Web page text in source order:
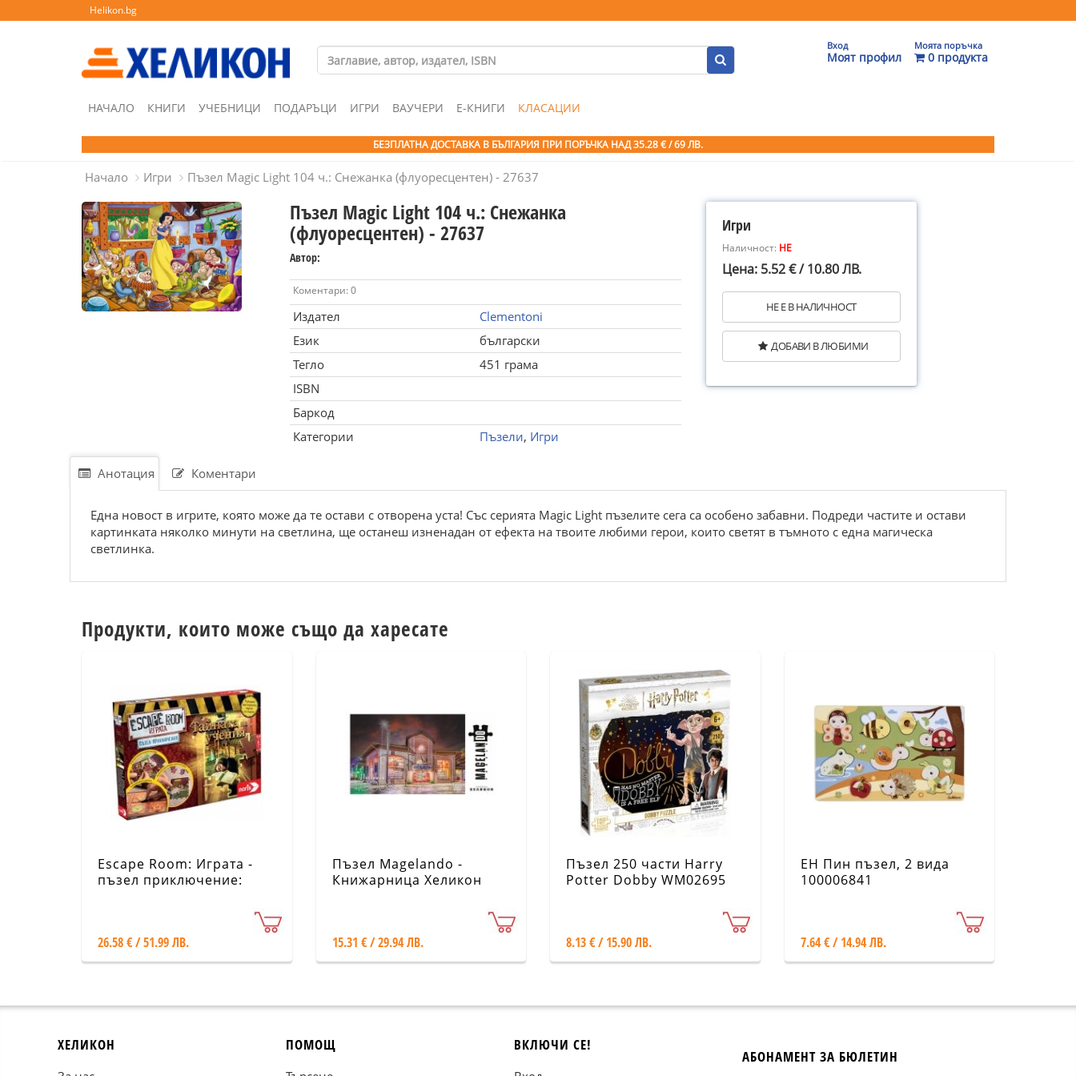
Helikon.bg
Вход
Моят профил
Моята поръчка
0 продукта
НАЧАЛО КНИГИ УЧЕБНИЦИ ПОДАРЪЦИ ИГРИ ВАУЧЕРИ Е-КНИГИ КЛАСАЦИИ
БЕЗПЛАТНА ДОСТАВКА В БЪЛГАРИЯ ПРИ ПОРЪЧКА НАД 35.28 € / 69 ЛВ.
Начало Игри Пъзел Magic Light 104 ч.: Снежанка (флуоресцентен) - 27637
Пъзел Magic Light 104 ч.: Снежанка
(флуоресцентен) - 27637
Автор:
Коментари: 0
Издател
Clementoni
Език
български
Тегло
451 грама
ISBN
Баркод
Категории
Пъзели, Игри
Игри
Наличност: НЕ
Цена: 5.52 € / 10.80 ЛВ.
НЕ Е В НАЛИЧНОСТ
ДОБАВИ В ЛЮБИМИ
Анотация Коментари
Една новост в игрите, която може да те остави с отворена уста! Със серията Magic Light пъзелите сега са особено забавни. Подреди частите и остави
картинката няколко минути на светлина, ще останеш изненадан от ефекта на твоите любими герои, които светят в тъмното с една магическа
светлинка.
Продукти, които може също да харесате
Escape Room: Играта -
пъзел приключение:
26.58 € / 51.99 ЛВ.
Пъзел Magelando -
Книжарница Хеликон
15.31 € / 29.94 ЛВ.
Пъзел 250 части Harry
Potter Dobby WM02695
8.13 € / 15.90 ЛВ.
EH Пин пъзел, 2 вида
100006841
7.64 € / 14.94 ЛВ.
ХЕЛИКОН ПОМОЩ ВКЛЮЧИ СЕ!
АБОНАМЕНТ ЗА БЮЛЕТИН